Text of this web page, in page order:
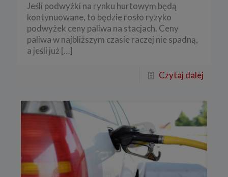
Jeśli podwyżki na rynku hurtowym będą
kontynuowane, to będzie rosło ryzyko
podwyżek ceny paliwa na stacjach. Ceny
paliwa w najbliższym czasie raczej nie spadną,
a jeśli już […]
Czytaj dalej